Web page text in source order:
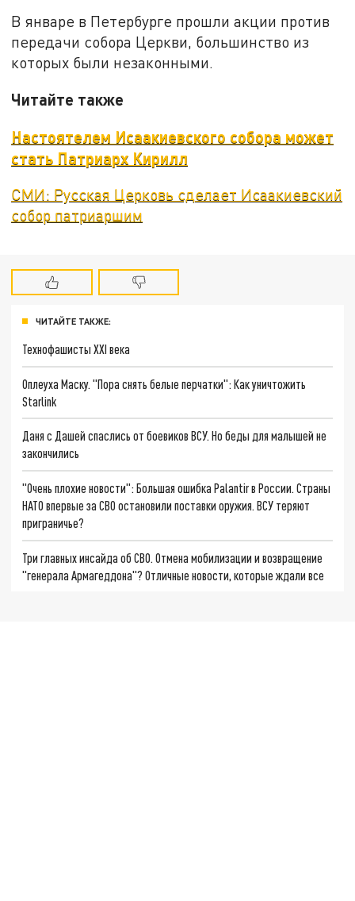
В январе в Петербурге прошли акции против
передачи собора Церкви, большинство из
которых были незаконными.
Читайте также
Настоятелем Исаакиевского собора может
стать Патриарх Кирилл
СМИ: Русская Церковь сделает Исаакиевский
собор патриаршим
ЧИТАЙТЕ ТАКЖЕ:
Технофашисты XXI века
Оплеуха Маску. "Пора снять белые перчатки": Как уничтожить
Starlink
Даня с Дашей спаслись от боевиков ВСУ. Но беды для малышей не
закончились
"Очень плохие новости": Большая ошибка Palantir в России. Страны
НАТО впервые за СВО остановили поставки оружия. ВСУ теряют
приграничье?
Три главных инсайда об СВО. Отмена мобилизации и возвращение
"генерала Армагеддона"? Отличные новости, которые ждали все